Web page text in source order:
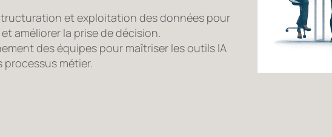
et exploitation des données pour
améliorer la prise de décision.
des équipes pour maîtriser les outils IA
processus métier.